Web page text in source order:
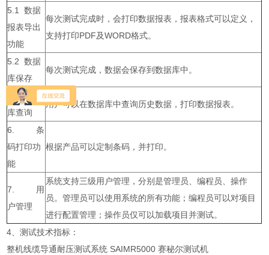
5.1 数据
报表导出
功能
每次测试完成时，会打印数据报表，报表格式可以定义，
支持打印PDF及WORD格式。
5.2 数据
库保存
每次测试完成，数据会保存到数据库中。
5.3 数据
库查询
用户可以在数据库中查询历史数据，打印数据报表。
6. 条
码打印功
能
根据产品可以定制条码，并打印。
7. 用
户管理
系统支持三级用户管理，分别是管理员、编程员、操作
员。管理员可以使用系统的所有功能；编程员可以对项目
进行配置管理；操作员仅可以加载项目并测试。
4、测试技术指标：
整机线缆导通耐压测试系统 SAIMR5000 赛秘尔测试机